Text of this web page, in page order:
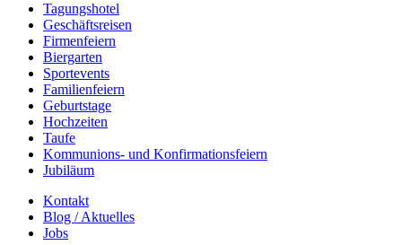
Tagungshotel
Geschäftsreisen
Firmenfeiern
Biergarten
Sportevents
Familienfeiern
Geburtstage
Hochzeiten
Taufe
Kommunions- und Konfirmationsfeiern
Jubiläum
Kontakt
Blog / Aktuelles
Jobs